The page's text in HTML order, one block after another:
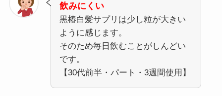
飲みにくい
黒椿白髪サプリは少し粒が大きい
ように感じます。
そのため毎日飲むことがしんどい
です。
【30代前半・パート・3週間使用】